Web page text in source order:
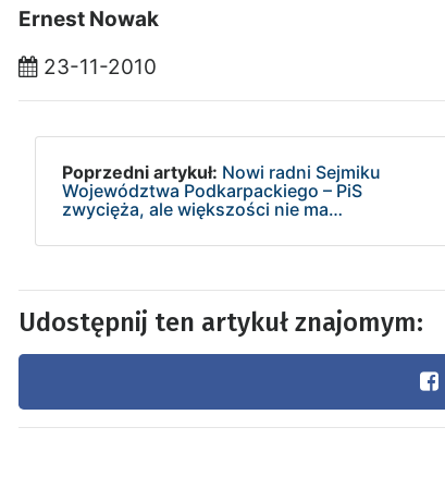
Ernest Nowak
23-11-2010
Poprzedni artykuł: Nowi radni Sejmiku
Województwa Podkarpackiego – PiS
zwycięża, ale większości nie ma…
Udostępnij ten artykuł znajomym: